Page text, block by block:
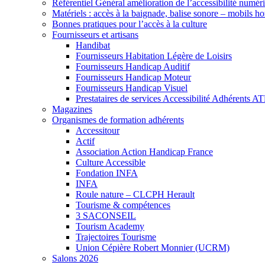
Référentiel Général amélioration de l’accessibilité
Matériels : accès à la baignade, balise sonore – mobils
Bonnes pratiques pour l’accès à la culture
Fournisseurs et artisans
Handibat
Fournisseurs Habitation Légère de Loisirs
Fournisseurs Handicap Auditif
Fournisseurs Handicap Moteur
Fournisseurs Handicap Visuel
Prestataires de services Accessibilité Adhérents
Magazines
Organismes de formation adhérents
Accessitour
Actif
Association Action Handicap France
Culture Accessible
Fondation INFA
INFA
Roule nature – CLCPH Herault
Tourisme & compétences
3 SACONSEIL
Tourism Academy
Trajectoires Tourisme
Union Cépière Robert Monnier (UCRM)
Salons 2026